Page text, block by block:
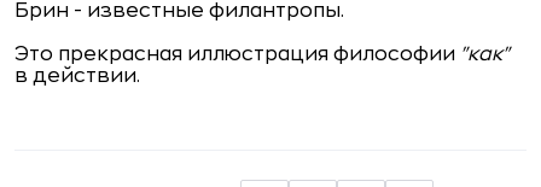
Брин - известные филантропы.
Это прекрасная иллюстрация философии "как"
в действии.